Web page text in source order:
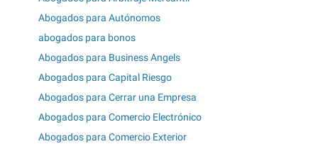
Abogados para Autónomos
abogados para bonos
Abogados para Business Angels
Abogados para Capital Riesgo
Abogados para Cerrar una Empresa
Abogados para Comercio Electrónico
Abogados para Comercio Exterior